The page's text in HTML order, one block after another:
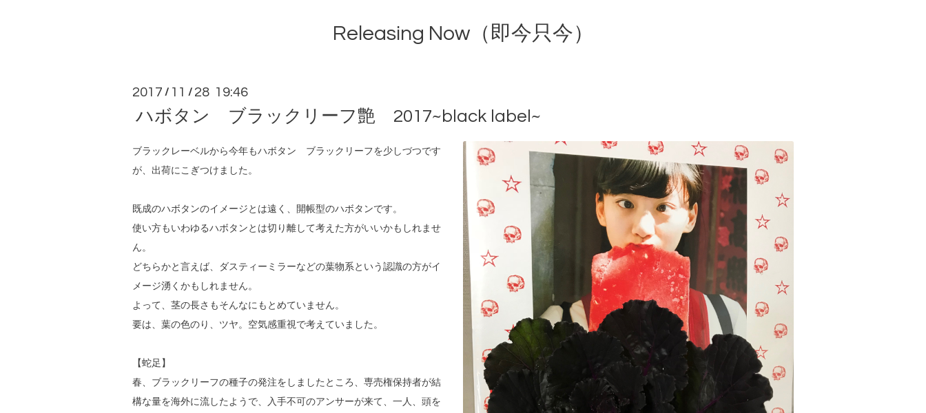
Releasing Now（即今只今）
2017 / 11 / 28 19:46
ハボタン ブラックリーフ艶 2017~black label~
ブラックレーベルから今年もハボタン ブラックリーフを少しづつです
が、出荷にこぎつけました。
既成のハボタンのイメージとは遠く、開帳型のハボタンです。
使い方もいわゆるハボタンとは切り離して考えた方がいいかもしれませ
ん。
どちらかと言えば、ダスティーミラーなどの葉物系という認識の方がイ
メージ湧くかもしれません。
よって、茎の長さもそんなにもとめていません。
要は、葉の色のり、ツヤ。空気感重視で考えていました。
【蛇足】
春、ブラックリーフの種子の発注をしましたところ、専売権保持者が結
構な量を海外に流したようで、入手不可のアンサーが来て、一人、頭を